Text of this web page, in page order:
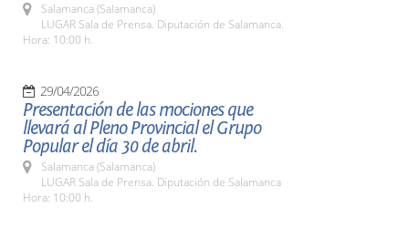
Salamanca (Salamanca)
LUGAR Sala de Prensa. Diputación de Salamanca.
Hora: 10:00 h.
29/04/2026
Presentación de las mociones que
llevará al Pleno Provincial el Grupo
Popular el día 30 de abril.
Salamanca (Salamanca)
LUGAR Sala de Prensa. Diputación de Salamanca
Hora: 10:00 h.